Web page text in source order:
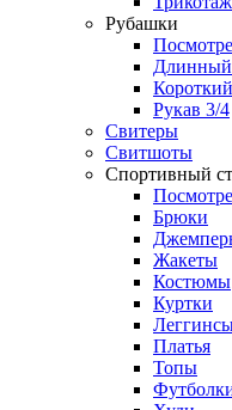
Рубашки
Длинный
Короткий
Рукав 3/4
Свитеры
Свитшоты
Спортивный
Брюки
Жакеты
Костюмы
Куртки
Платья
Топы